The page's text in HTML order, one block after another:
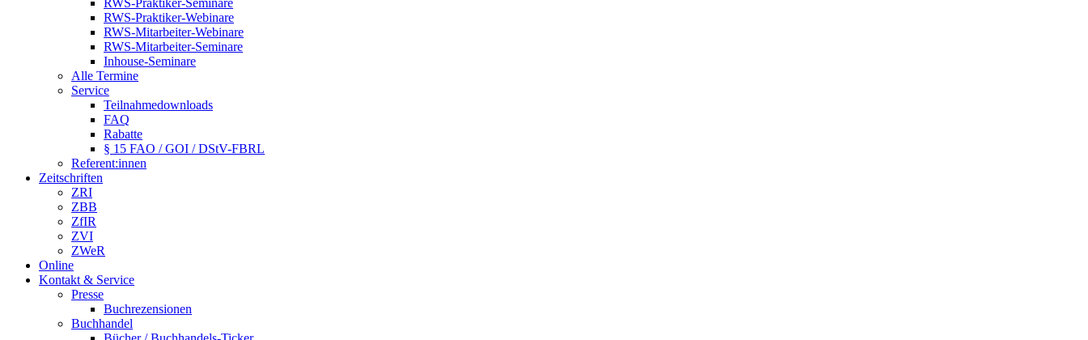
RWS-Praktiker-Seminare
RWS-Praktiker-Webinare
RWS-Mitarbeiter-Webinare
RWS-Mitarbeiter-Seminare
Inhouse-Seminare
Alle Termine
Service
Teilnahmedownloads
FAQ
Rabatte
§ 15 FAO / GOI / DStV-FBRL
Referent:innen
Zeitschriften
ZRI
ZBB
ZfIR
ZVI
ZWeR
Online
Kontakt & Service
Presse
Buchrezensionen
Buchhandel